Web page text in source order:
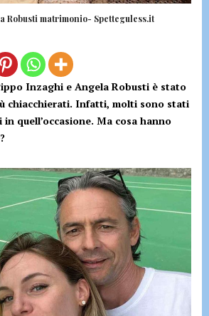
Robusti matrimonio- Spetteguless.it
Inzaghi e Angela Robusti è stato
chiacchierati. Infatti, molti sono stati
quell’occasione. Ma cosa hanno